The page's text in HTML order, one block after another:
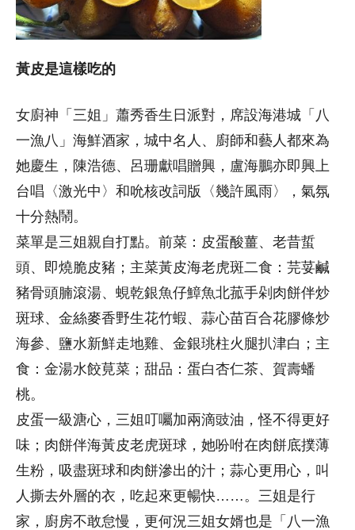
黃皮是這樣吃的
女廚神「三姐」蕭秀香生日派對，席設海港城「八
一漁八」海鮮酒家，城中名人、廚師和藝人都來為
她慶生，陳浩德、呂珊獻唱贈興，盧海鵬亦即興上
台唱〈激光中〉和吮核改詞版〈幾許風雨〉，氣氛
十分熱鬧。
菜單是三姐親自打點。前菜：皮蛋酸薑、老昔蜇
頭、即燒脆皮豬；主菜黃皮海老虎斑二食：芫荽鹹
豬骨頭腩滾湯、蜆乾銀魚仔鱆魚北菰手剁肉餅伴炒
斑球、金絲麥香野生花竹蝦、蒜心苗百合花膠條炒
海參、鹽水新鮮走地雞、金銀珧柱火腿扒津白；主
食：金湯水餃莧菜；甜品：蛋白杏仁茶、賀壽蟠
桃。
皮蛋一級溏心，三姐叮囑加兩滴豉油，怪不得更好
味；肉餅伴海黃皮老虎斑球，她吩咐在肉餅底撲薄
生粉，吸盡斑球和肉餅滲出的汁；蒜心更用心，叫
人撕去外層的衣，吃起來更暢快……。三姐是行
家，廚房不敢怠慢，更何況三姐女婿也是「八一漁